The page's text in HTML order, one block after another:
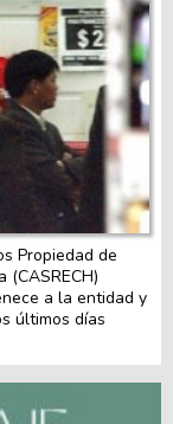
Propiedad de
a la entidad y
últimos días